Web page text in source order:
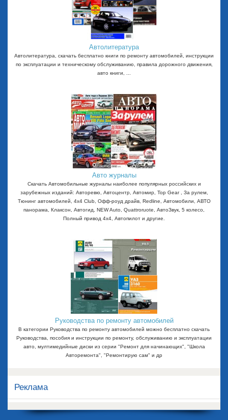
Автолитература
Автолитература, скачать бесплатно книги по ремонту автомобилей, инструкции
по эксплуатации и техническому обслуживанию, правила дорожного движения,
авто книги, ...
Авто журналы
Скачать Автомобильные журналы наиболее популярных российских и
зарубежных изданий: Авторевю, Автоцентр, Автомир, Top Gear , За рулем,
Тюнинг автомобилей, 4x4 Club, Офф-роуд драйв, Redline, Автомобили, АВТО
панорама, Клаксон, Автогид, NEW Auto, Quattroruote, АвтоЗвук, 5 колесо,
Полный привод 4х4, Автопилот и другие.
Руководства по ремонту автомобилей
В категории Руководства по ремонту автомобилей можно бесплатно скачать
Руководства, пособия и инструкции по ремонту, обслуживанию и эксплуатации
авто, мултимедийные диски из серии "Ремонт для начинающих", "Школа
Авторемонта", "Ремонтирую сам" и др
Реклама